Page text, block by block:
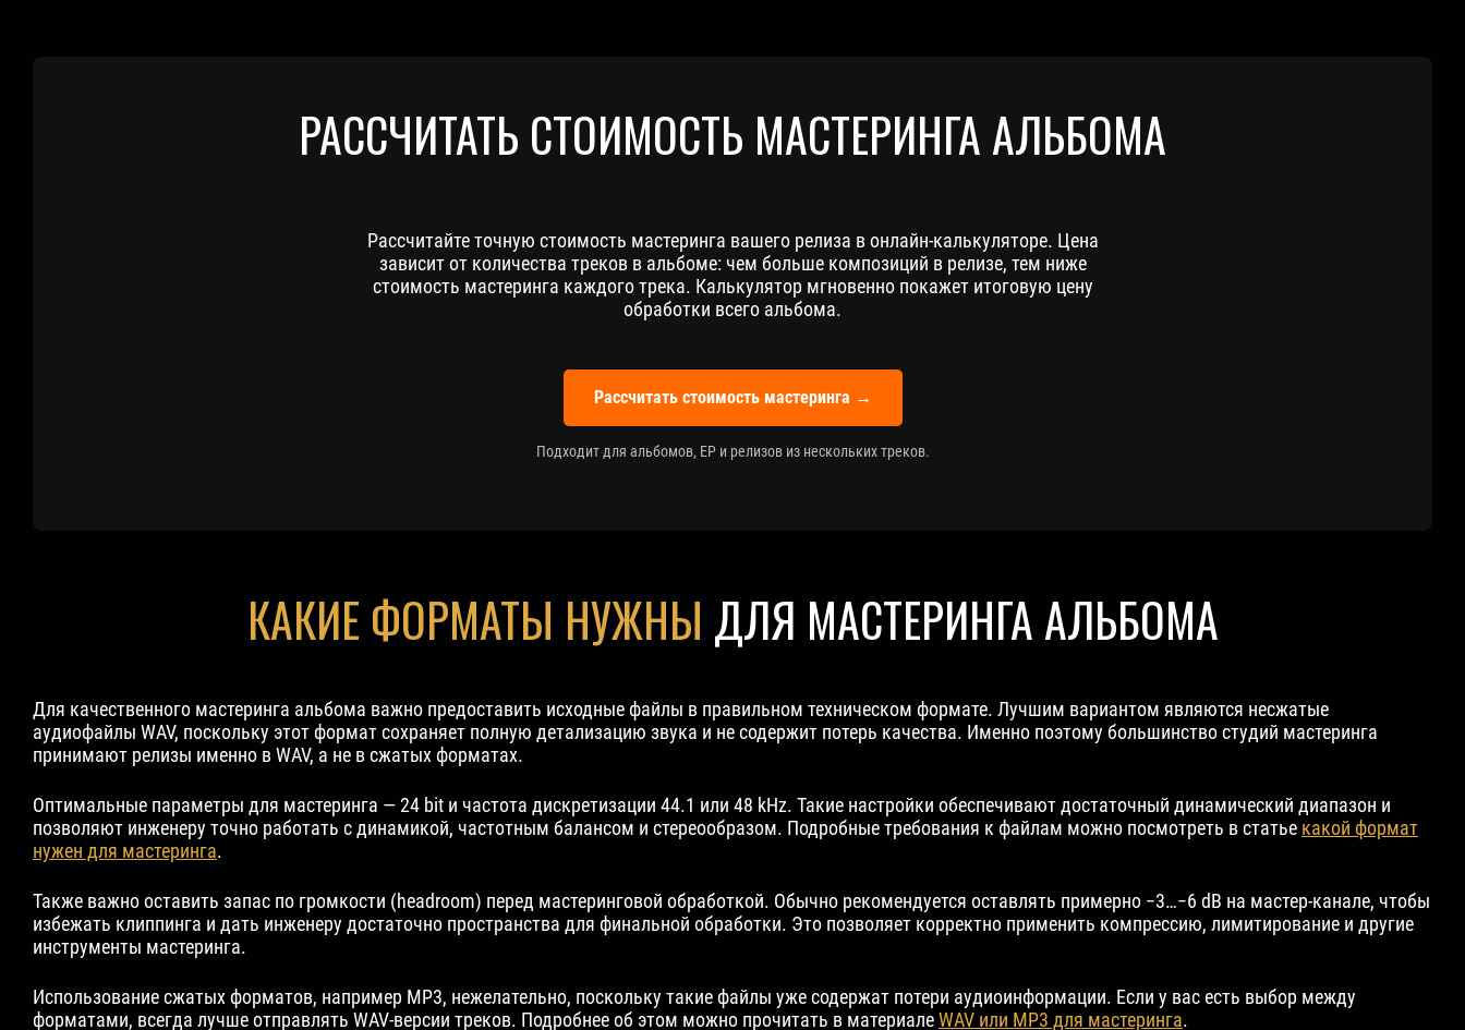
РАССЧИТАТЬ СТОИМОСТЬ МАСТЕРИНГА АЛЬБОМА
Рассчитайте точную стоимость мастеринга вашего релиза в онлайн-калькуляторе. Цена
зависит от количества треков в альбоме: чем больше композиций в релизе, тем ниже
стоимость мастеринга каждого трека. Калькулятор мгновенно покажет итоговую цену
обработки всего альбома.
Рассчитать стоимость мастеринга →
Подходит для альбомов, EP и релизов из нескольких треков.
КАКИЕ ФОРМАТЫ НУЖНЫ ДЛЯ МАСТЕРИНГА АЛЬБОМА
Для качественного мастеринга альбома важно предоставить исходные файлы в правильном техническом формате. Лучшим вариантом являются несжатые
аудиофайлы WAV, поскольку этот формат сохраняет полную детализацию звука и не содержит потерь качества. Именно поэтому большинство студий мастеринга
принимают релизы именно в WAV, а не в сжатых форматах.
Оптимальные параметры для мастеринга — 24 bit и частота дискретизации 44.1 или 48 kHz. Такие настройки обеспечивают достаточный динамический диапазон и
позволяют инженеру точно работать с динамикой, частотным балансом и стереообразом. Подробные требования к файлам можно посмотреть в статье какой формат
нужен для мастеринга.
Также важно оставить запас по громкости (headroom) перед мастеринговой обработкой. Обычно рекомендуется оставлять примерно −3…−6 dB на мастер-канале, чтобы
избежать клиппинга и дать инженеру достаточно пространства для финальной обработки. Это позволяет корректно применить компрессию, лимитирование и другие
инструменты мастеринга.
Использование сжатых форматов, например MP3, нежелательно, поскольку такие файлы уже содержат потери аудиоинформации. Если у вас есть выбор между
форматами, всегда лучше отправлять WAV-версии треков. Подробнее об этом можно прочитать в материалеWAV или MP3 для мастеринга.